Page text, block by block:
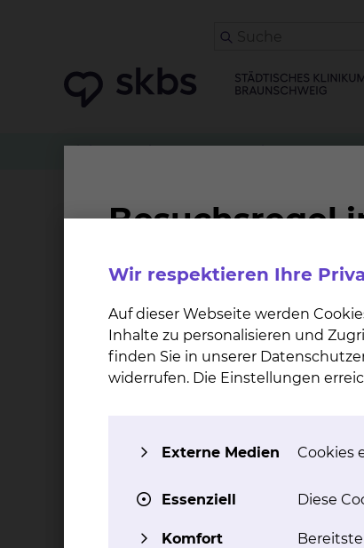
Klinikwegweiser Orthopädie und
Dr. Götz Kawalla
Wir respektieren Ihre
Auf dieser Webseite werden
Inhalte zu personalisieren und
finden Sie in unserer
widerrufen. Die Einstellungen
Externe Medien Cookies
Essenziell Diese
Komfort